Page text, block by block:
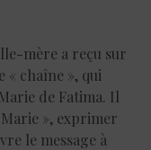
mère a reçu sur
« chaîne », qui
de Fatima. Il
», exprimer
le message à